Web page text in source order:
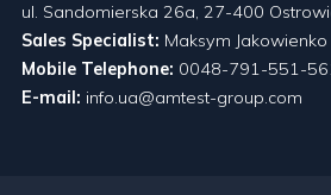
ul. Sandomierska 26a, 27-400
Sales Specialist: Maksym Jakowienko
Mobile Telephone: 0048-791-551-
E-mail: info.ua@amtest-group.com